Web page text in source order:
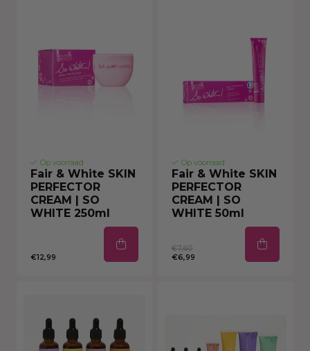
Op voorraad
Fair & White SKIN
PERFECTOR
CREAM | SO
WHITE 250ml
€12,99
Op voorraad
Fair & White SKIN
PERFECTOR
CREAM | SO
WHITE 50ml
€7,60
€6,99